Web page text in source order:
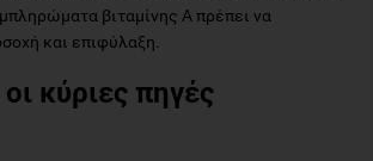
βιταμίνης Α πρέπει να
και επιφύλαξη.
οι κύριες πηγές